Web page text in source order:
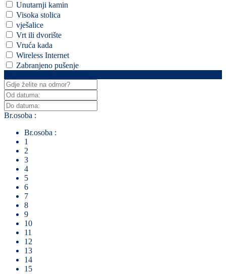
Unutarnji kamin
Visoka stolica
vješalice
Vrt ili dvorište
Vruća kada
Wireless Internet
Zabranjeno pušenje
Br.osoba :
Br.osoba :
1
2
3
4
5
6
7
8
9
10
11
12
13
14
15